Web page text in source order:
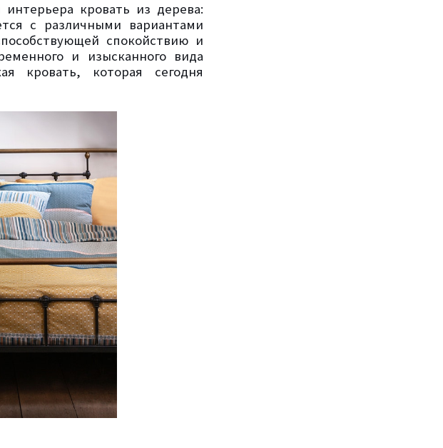
кровать из дерева:
с различными вариантами
спокойствию и
и изысканного вида
кровать, которая сегодня